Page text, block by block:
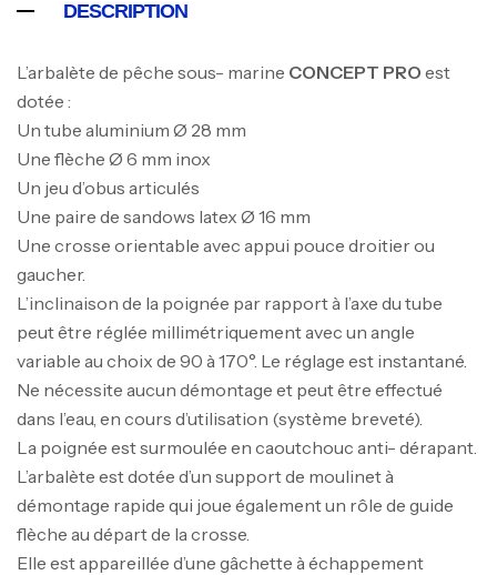
DESCRIPTION
L’arbalète de pêche sous- marine CONCEPT PRO est
dotée :
Un tube aluminium Ø 28 mm
Une flèche Ø 6 mm inox
Un jeu d’obus articulés
Une paire de sandows latex Ø 16 mm
Une crosse orientable avec appui pouce droitier ou
gaucher.
L’inclinaison de la poignée par rapport à l’axe du tube
peut être réglée millimétriquement avec un angle
variable au choix de 90 à 170°. Le réglage est instantané.
Ne nécessite aucun démontage et peut être effectué
dans l’eau, en cours d’utilisation (système breveté).
La poignée est surmoulée en caoutchouc anti- dérapant.
L’arbalète est dotée d’un support de moulinet à
démontage rapide qui joue également un rôle de guide
flèche au départ de la crosse.
Elle est appareillée d’une gâchette à échappement
Canne Jigging Sunset Massive Attack
1.83m 120/250gr 30kg
,
د.ت379,000
د.ت340,000